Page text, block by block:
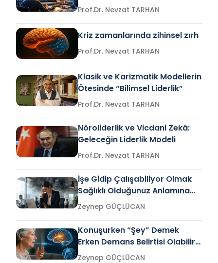
Prof.Dr. Nevzat TARHAN
Kriz zamanlarında zihinsel zırh
Prof.Dr. Nevzat TARHAN
Klasik ve Karizmatik Modellerin
Ötesinde “Bilimsel Liderlik”
Prof.Dr. Nevzat TARHAN
Nöroliderlik ve Vicdani Zekâ:
Geleceğin Liderlik Modeli
Prof.Dr. Nevzat TARHAN
İşe Gidip Çalışabiliyor Olmak
Sağlıklı Olduğunuz Anlamına
Gelir mi?Zeynep GÜÇLÜCAN
Konuşurken “Şey” Demek
Erken Demans Belirtisi Olabilir
mi?
Zeynep GÜÇLÜCAN